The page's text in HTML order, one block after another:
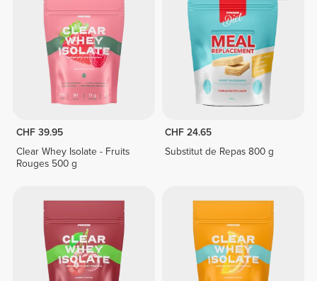
CHF 39.95
Clear Whey Isolate - Fruits
Rouges 500 g
CHF 24.65
Substitut de Repas 800 g